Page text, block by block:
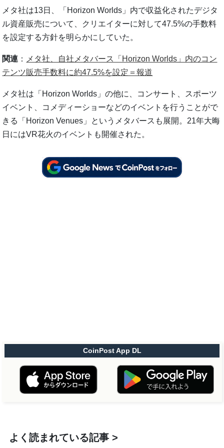
メタ社は13日、「Horizon Worlds」内で収益化されたデジタ
ル資産販売について、クリエイターに対して47.5%の手数料
を設定する方針を明らかにしていた。
関連 ：
メタ社、自社メタバース「Horizo​​n Worlds」内のコン
テンツ販売手数料に約47.5%を設定＝報道
メタ社は「Horizon Worlds」の他に、コンサート、スポーツ
イベント、コメディーショーなどのイベントを行うことがで
きる「Horizon Venues」というメタバースも展開。21年大晦
日にはVR花火のイベントも開催された。
CoinPost App DL
よく読まれている記事